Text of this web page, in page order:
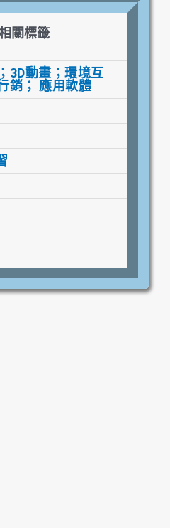
關標籤
； 3D動畫 ； 環境互
銷 ； 應用軟體